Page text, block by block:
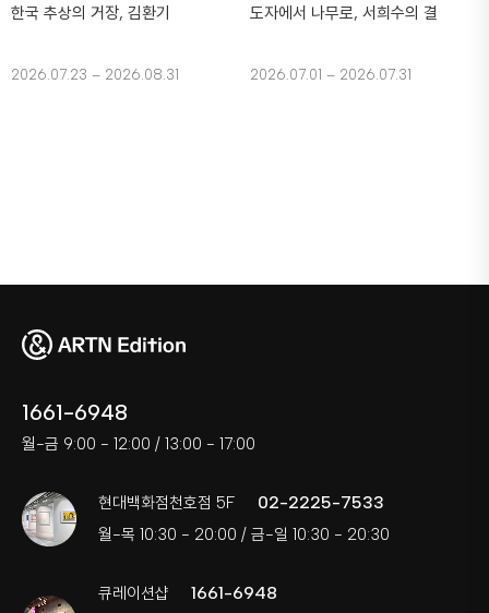
한국 추상의 거장, 김환기
2026.07.23 – 2026.08.31
도자에서 나무로, 서희수의 결
2026.07.01 – 2026.07.31
1661-6948
월-금 9:00 - 12:00 / 13:00 - 17:00
현대백화점천호점 5F 02-2225-7533
월-목 10:30 - 20:00 / 금-일 10:30 - 20:30
큐레이션샵 1661-6948